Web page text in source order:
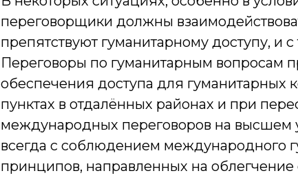
переговорщики должны
препятствуют гуманитарному доступу, и
Переговоры по гуманитарным вопросам
обеспечения доступа для гуманитарных
пунктах в отдалённых районах и при
международных переговоров на высшем
всегда с соблюдением международного
принципов, направленных на